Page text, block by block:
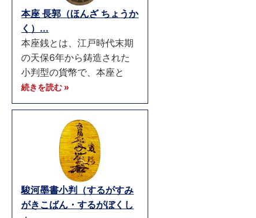
本座 長郭（ほんざ ちょうか
く）...
本座銭とは、江戸時代末期
の天保6年から鋳造された
小判型の貨幣で、本座と
続きを読む »
駿河墨書小判（するがすみ
がきこばん・するがぼくし